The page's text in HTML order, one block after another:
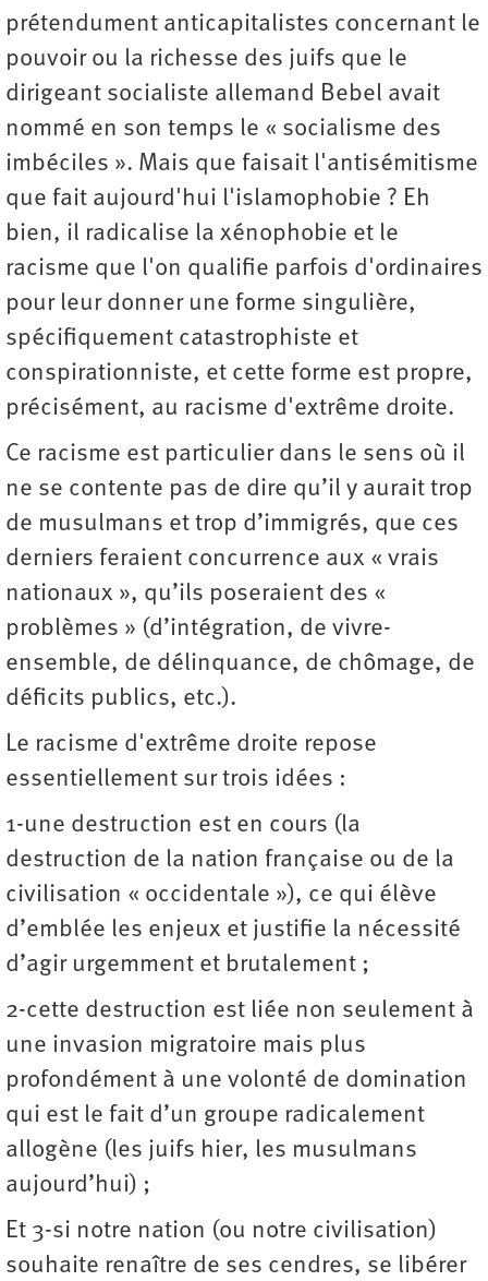
prétendument anticapitalistes concernant le
pouvoir ou la richesse des juifs que le
dirigeant socialiste allemand Bebel avait
nommé en son temps le « socialisme des
imbéciles ». Mais que faisait l'antisémitisme
que fait aujourd'hui l'islamophobie ? Eh
bien, il radicalise la xénophobie et le
racisme que l'on qualifie parfois d'ordinaires
pour leur donner une forme singulière,
spécifiquement catastrophiste et
conspirationniste, et cette forme est propre,
précisément, au racisme d'extrême droite.
Ce racisme est particulier dans le sens où il
ne se contente pas de dire qu’il y aurait trop
de musulmans et trop d’immigrés, que ces
derniers feraient concurrence aux « vrais
nationaux », qu’ils poseraient des «
problèmes » (d’intégration, de vivre-
ensemble, de délinquance, de chômage, de
déficits publics, etc.).
Le racisme d'extrême droite repose
essentiellement sur trois idées :
1-une destruction est en cours (la
destruction de la nation française ou de la
civilisation « occidentale »), ce qui élève
d’emblée les enjeux et justifie la nécessité
d’agir urgemment et brutalement ;
2-cette destruction est liée non seulement à
une invasion migratoire mais plus
profondément à une volonté de domination
qui est le fait d’un groupe radicalement
allogène (les juifs hier, les musulmans
aujourd’hui) ;
Et 3-si notre nation (ou notre civilisation)
souhaite renaître de ses cendres, se libérer